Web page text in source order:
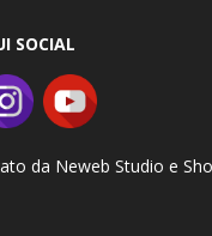
SOCIAL
da Neweb Studio e